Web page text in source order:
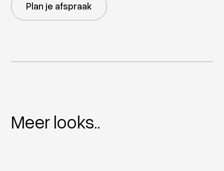
Plan je afspraak
Meer looks..